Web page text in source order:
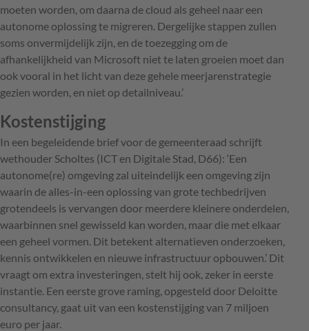
moeten worden, om daarna de cloud als geheel naar een
autonome oplossing te migreren. Dergelijke stappen zullen
soms onvermijdelijk zijn, en de toezegging om de
afhankelijkheid van Microsoft niet te laten groeien moet dan
ook vooral in het licht van deze gehele meerjarenstrategie
gezien worden, en niet op detailniveau.’
Kostenstijging
In een begeleidende brief voor de gemeenteraad schrijft
wethouder Scholtes (ICT en Digitale Stad, D66): ‘Een
autonome(re) omgeving zal uiteindelijk een omgeving zijn
waarin de alles-in-een oplossing van grote techbedrijven
grotendeels is vervangen door meerdere kleinere onderdelen,
waarbinnen snel gewisseld kan worden, maar die met elkaar
een geheel vormen. Dit betekent alternatieven onderzoeken,
kennis ontwikkelen en nieuwe infrastructuur opbouwen.’ Dit
vraagt om extra investeringen, stelt hij ook, zeker in eerste
instantie. Een eerste grove raming, opgesteld door Deloitte
consultancy, gaat uit van een kostenstijging van 7 miljoen
euro per jaar.